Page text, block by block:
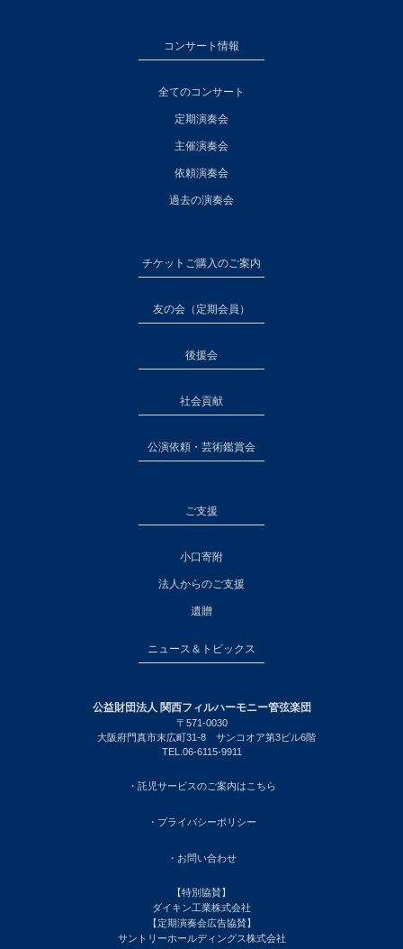
コンサート情報
全てのコンサート
定期演奏会
主催演奏会
依頼演奏会
過去の演奏会
チケットご購入のご案内
友の会（定期会員）
後援会
社会貢献
公演依頼・芸術鑑賞会
ご支援
小口寄附
法人からのご支援
遺贈
ニュース＆トピックス
公益財団法人 関西フィルハーモニー管弦楽団
〒571-0030
大阪府門真市末広町31-8 サンコオア第3ビル6階
TEL.06-6115-9911
・託児サービスのご案内はこちら
・プライバシーポリシー
・お問い合わせ
【特別協賛】
ダイキン工業株式会社
【定期演奏会広告協賛】
サントリーホールディングス株式会社